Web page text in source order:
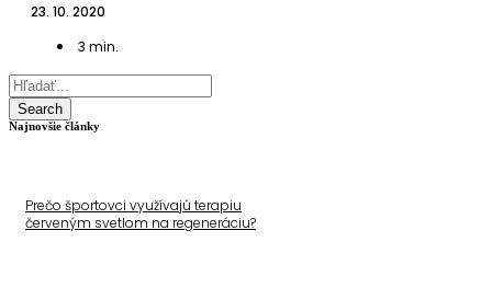
23. 10. 2020
3 min.
Search
Najnovšie články
Prečo športovci využívajú terapiu
červeným svetlom na regeneráciu?